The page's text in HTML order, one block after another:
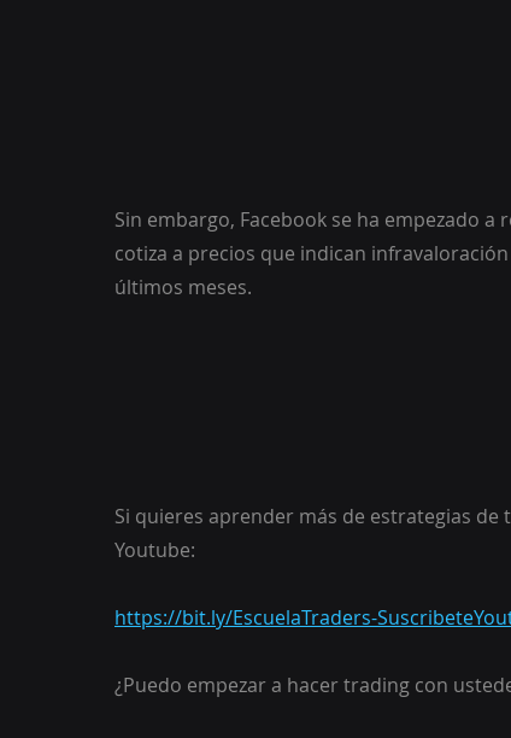
Sin embargo, Facebook se ha empezado
cotiza a precios que indican
últimos meses.
Si quieres aprender más de estrategias
Youtube:
https://bit.ly/EscuelaTraders-
¿Puedo empezar a hacer trading con